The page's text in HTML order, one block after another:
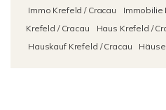
Immo Krefeld / Cracau Immobilie
Krefeld / Cracau
Haus Krefeld /
Hauskauf Krefeld / Cracau